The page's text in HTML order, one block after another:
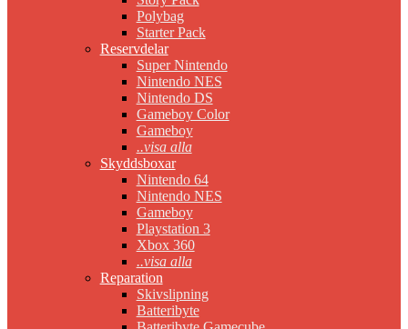
Polybag
Starter Pack
Reservdelar
Super Nintendo
Nintendo NES
Nintendo DS
Gameboy Color
Gameboy
..visa alla
Skyddsboxar
Nintendo 64
Nintendo NES
Gameboy
Playstation 3
Xbox 360
..visa alla
Reparation
Skivslipning
Batteribyte